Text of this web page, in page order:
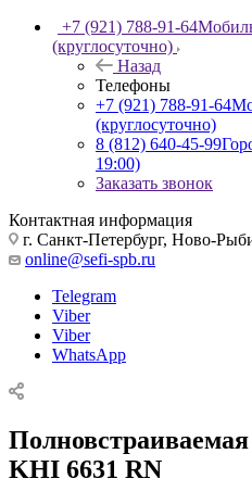
+7 (921) 788-91-64
(круглосуточно)
Назад
Телефоны
+7 (921) 788-91-64
(круглосуточно)
8 (812) 640-45-99
19:00)
Заказать звонок
Контактная информация
г. Санкт-Петербург, Ново-
online@sefi-spb.ru
Telegram
Viber
Viber
WhatsApp
KHI 6631 RN